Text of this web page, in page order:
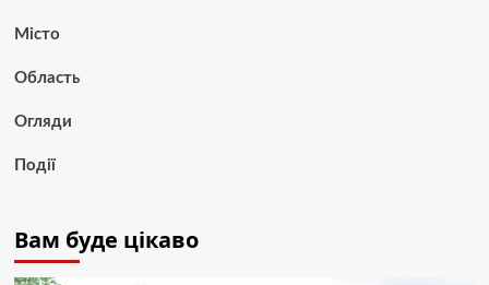
Місто
Область
Огляди
Події
Вам буде цікаво